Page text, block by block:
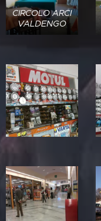
CIRCOLO ARCI
VALDENGO